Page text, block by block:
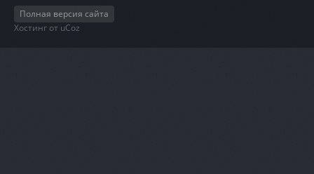
Полная версия сайта
Хостинг от uCoz